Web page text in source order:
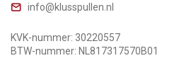
info@klusspullen.nl
KVK-nummer: 30220557
BTW-nummer: NL817317570B01